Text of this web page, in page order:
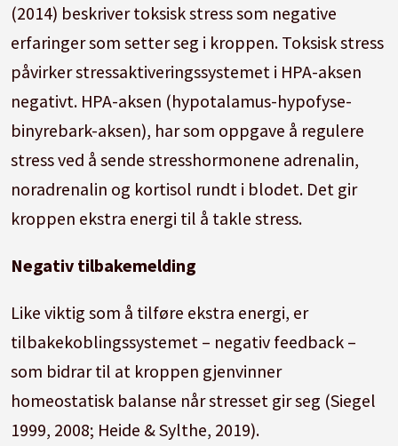
(2014) beskriver toksisk stress som negative
erfaringer som setter seg i kroppen. Toksisk stress
påvirker stressaktiveringssystemet i HPA-aksen
negativt. HPA-aksen (hypotalamus-hypofyse-
binyrebark-aksen), har som oppgave å regulere
stress ved å sende stresshormonene adrenalin,
noradrenalin og kortisol rundt i blodet. Det gir
kroppen ekstra energi til å takle stress.
Negativ tilbakemelding
Like viktig som å tilføre ekstra energi, er
tilbakekoblingssystemet – negativ feedback –
som bidrar til at kroppen gjenvinner
homeostatisk balanse når stresset gir seg (Siegel
1999, 2008; Heide & Sylthe, 2019).